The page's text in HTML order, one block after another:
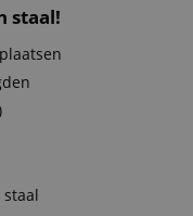
staal!
staal